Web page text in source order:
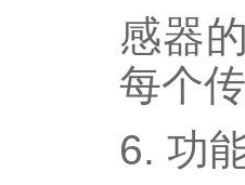
感器
每个
6. 功